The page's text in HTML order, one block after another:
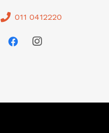
011 0412220